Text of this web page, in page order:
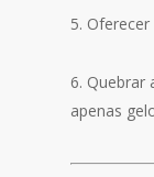
5.
6. Quebrar
apenas